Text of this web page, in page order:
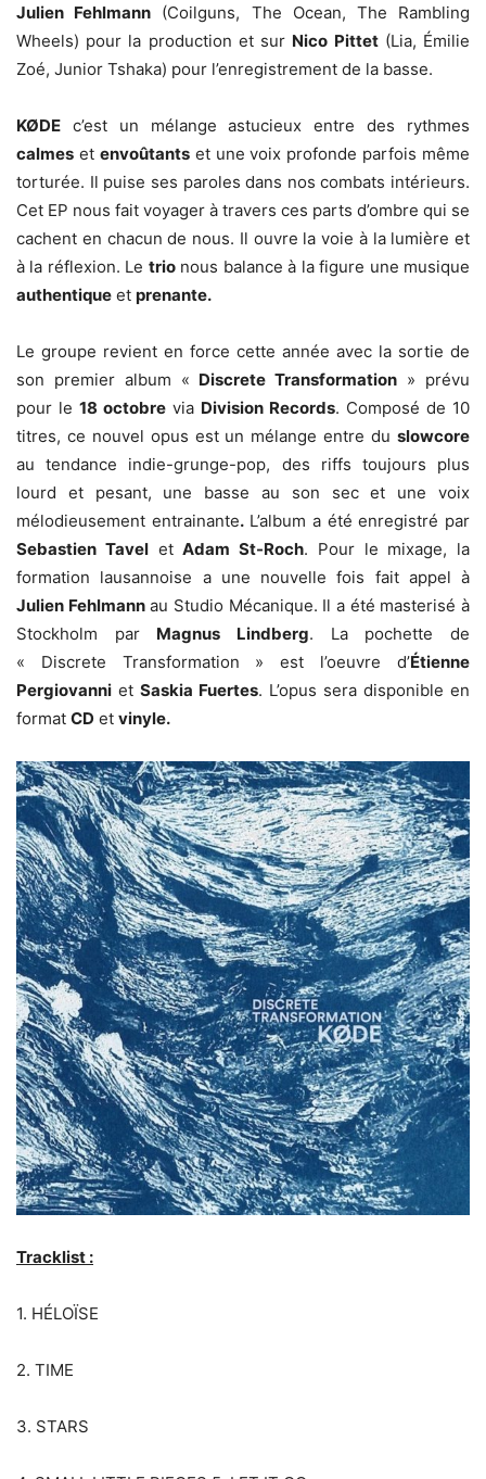
Julien Fehlmann (Coilguns, The Ocean, The Rambling
Wheels) pour la production et sur Nico Pittet(Lia, Émilie
Zoé, Junior Tshaka) pour l’enregistrement de la basse.
KØDE c’est un mélange astucieux entre des rythmes
calmes et envoûtantset une voix profonde parfois même
torturée. Il puise ses paroles dans nos combats intérieurs.
Cet EP nous fait voyager à travers ces parts d’ombre qui se
cachent en chacun de nous. Il ouvre la voie à la lumière et
à la réflexion. Le trionous balance à la figure une musique
authentique et prenante.
Le groupe revient en force cette année avec la sortie de
son premier album « Discrete Transformation » prévu
pour le 18 octobre via Division Records. Composé de 10
titres, ce nouvel opus est un mélange entre du slowcore
au tendance indie-grunge-pop, des riffs toujours plus
lourd et pesant, une basse au son sec et une voix
mélodieusement entrainante.L’album a été enregistré par
Sebastien TaveletAdam St-Roch. Pour le mixage, la
formation lausannoise a une nouvelle fois fait appel à
Julien Fehlmannau Studio Mécanique. Il a été masterisé à
Stockholm par Magnus Lindberg. La pochette de
« Discrete Transformation » est l’oeuvre d’Étienne
Pergiovanni et Saskia Fuertes. L’opus sera disponible en
format CD et vinyle.
Tracklist :
1. HÉLOÏSE
2. TIME
3. STARS